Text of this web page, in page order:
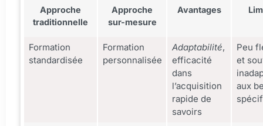
Approche
traditionnelle
Approche
sur-mesure
Avantages
Formation
standardisée
Formation
personnalisée
Adaptabilité,
efficacité
dans
l’acquisition
rapide de
savoirs
Peu
et
aux